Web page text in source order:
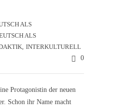
ALS
ALS
, INTERKULTURELL
0
Protagonistin der neuen
Schon ihr Name macht